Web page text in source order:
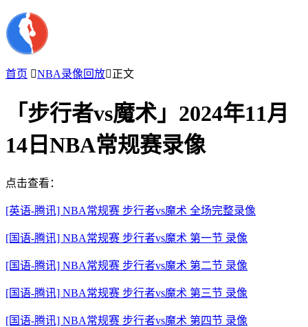
首页 NBA录像回放正文
「步行者vs魔术」2024年11月
14日NBA常规赛录像
点击查看：
[英语-腾讯] NBA常规赛 步行者vs魔术 全场完整录像
[国语-腾讯] NBA常规赛 步行者vs魔术 第一节 录像
[国语-腾讯] NBA常规赛 步行者vs魔术 第二节 录像
[国语-腾讯] NBA常规赛 步行者vs魔术 第三节 录像
[国语-腾讯] NBA常规赛 步行者vs魔术 第四节 录像